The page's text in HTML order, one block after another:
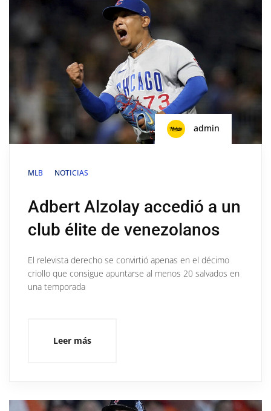
admin
MLB NOTICIAS
Adbert Alzolay accedió a un
club élite de venezolanos
El relevista derecho se convirtió apenas en el décimo
criollo que consigue apuntarse al menos 20 salvados en
una temporada
Leer más